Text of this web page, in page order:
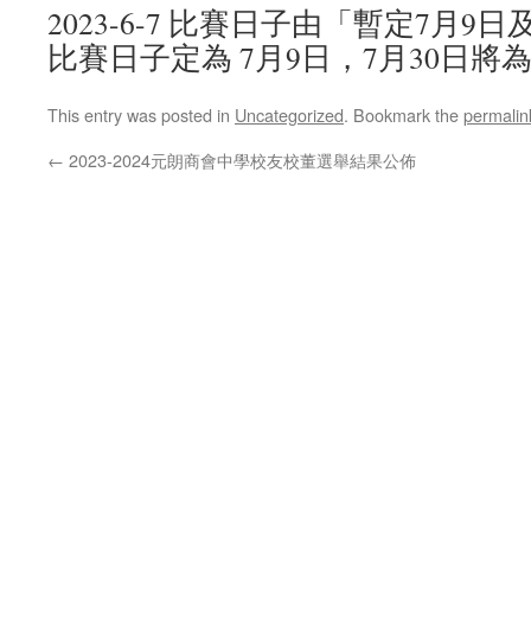
2023-6-7 比賽日子由「暫定7月9日
比賽日子定為 7月9日，7月30日將
This entry was posted in Uncategorized. Bookmark the
← 2023-2024元朗商會中學校友校董選舉結果公佈